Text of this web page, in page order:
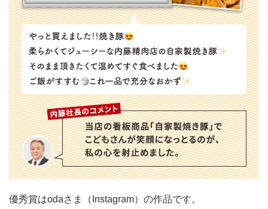
優秀賞はodaさま（Instagram）の作品です。